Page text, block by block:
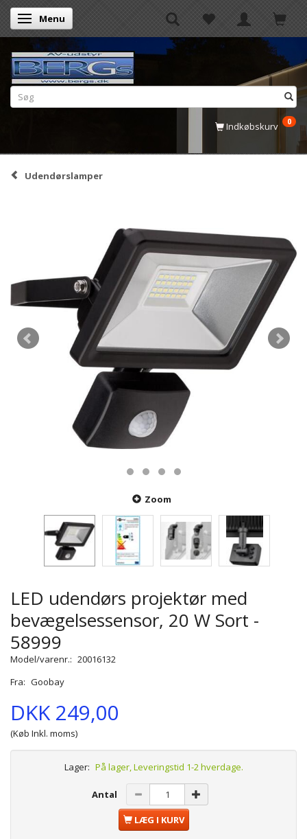
Skifte navigation
Menu
Indkøbskurv 0
Udendørslamper
Zoom
LED udendørs projektør med
bevægelsessensor, 20 W Sort -
58999
Model/varenr.: 20016132
Fra: Goobay
DKK 249,00
(Køb Inkl. moms)
Lager: På lager, Leveringstid 1-2 hverdage.
Antal
LÆG I KURV